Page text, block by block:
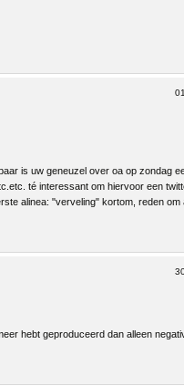
is uw geneuzel over oa op zondag
té interessant om hiervoor een
alinea: "verveling" kortom, reden om
hebt geproduceerd dan alleen